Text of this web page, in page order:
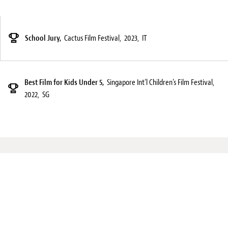
School Jury, Cactus Film Festival, 2023, IT
Best Film for Kids Under 5, Singapore Int’l Children’s Film Festival,
2022, SG